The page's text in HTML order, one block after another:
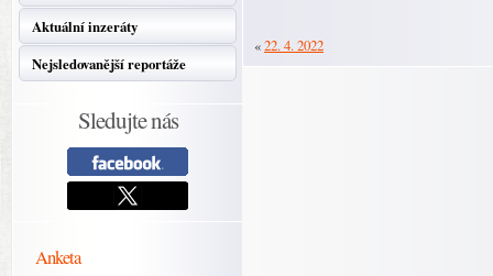
Aktuální inzeráty
Nejsledovanější reportáže
Sledujte nás
Anketa
«22. 4. 2022